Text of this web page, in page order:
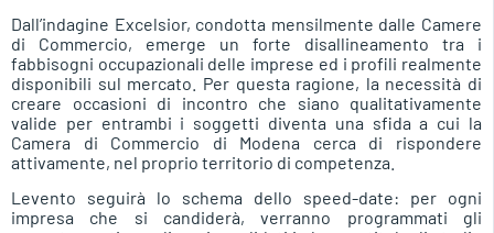
Dall’indagine Excelsior, condotta mensilmente dalle Camere
di Commercio, emerge un forte disallineamento tra i
fabbisogni occupazionali delle imprese ed i profili realmente
disponibili sul mercato. Per questa ragione, la necessità di
creare occasioni di incontro che siano qualitativamente
valide per entrambi i soggetti diventa una sfida a cui la
Camera di Commercio di Modena cerca di rispondere
attivamente, nel proprio territorio di competenza.
Levento seguirà lo schema dello speed-date: per ogni
impresa che si candiderà, verranno programmati gli